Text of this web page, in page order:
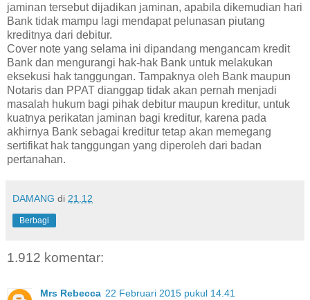
jaminan tersebut dijadikan jaminan, apabila dikemudian hari
Bank tidak mampu lagi mendapat pelunasan piutang
kreditnya dari debitur.
Cover note yang selama ini dipandang mengancam kredit
Bank dan mengurangi hak-hak Bank untuk melakukan
eksekusi hak tanggungan. Tampaknya oleh Bank maupun
Notaris dan PPAT dianggap tidak akan pernah menjadi
masalah hukum bagi pihak debitur maupun kreditur, untuk
kuatnya perikatan jaminan bagi kreditur, karena pada
akhirnya Bank sebagai kreditur tetap akan memegang
sertifikat hak tanggungan yang diperoleh dari badan
pertanahan.
DAMANG di 21.12
Berbagi
1.912 komentar:
Mrs Rebecca 22 Februari 2015 pukul 14.41